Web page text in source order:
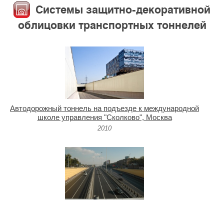
Системы защитно-декоративной
облицовки транспортных тоннелей
Автодорожный тоннель на подъезде к международной
школе управления "Сколково", Москва
2010